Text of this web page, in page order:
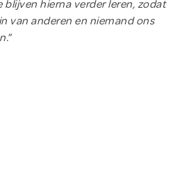
blijven hierna verder leren, zodat
van anderen en niemand ons
”